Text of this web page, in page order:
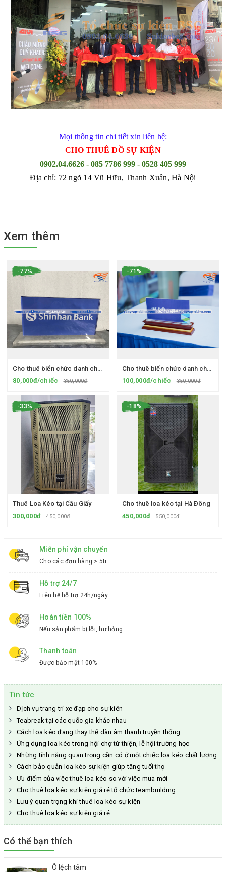
Mọi thông tin chi tiết xin liên hệ:
CHO THUÊ ĐỒ SỰ KIỆN
0902.04.6626 - 085 7786 999 - 0528 405 999
Địa chỉ: 72 ngõ 14 Vũ Hữu, Thanh Xuân, Hà Nội
Xem thêm
-77%
Cho thuê biển chức danh chân Mica
80,000đ/chiếc
350,000đ
-71%
Cho thuê biển chức danh chân gỗ
100,000đ/chiếc
350,000đ
-33%
Thuê Loa Kéo tại Cầu Giấy
300,000đ
450,000đ
-18%
Cho thuê loa kéo tại Hà Đông
450,000đ
550,000đ
Miễn phí vận chuyển
Cho các đơn hàng > 5tr
Hỗ trợ 24/7
Liên hệ hỗ trợ 24h/ngày
Hoàn tiền 100%
Nếu sản phẩm bị lỗi, hư hỏng
Thanh toán
Được bảo mật 100%
Tin tức
Dịch vụ trang trí xe đạp cho sự kiên
Teabreak tại các quốc gia khác nhau
Cách loa kéo đang thay thế dàn âm thanh truyền thống
Ứng dụng loa kéo trong hội chợ từ thiện, lễ hội trường học
Những tính năng quan trọng cần có ở một chiếc loa kéo chất lượng
Cách bảo quản loa kéo sự kiện giúp tăng tuổi thọ
Ưu điểm của việc thuê loa kéo so với việc mua mới
Cho thuê loa kéo sự kiện giá rẻ tổ chức teambuilding
Lưu ý quan trọng khi thuê loa kéo sự kiện
Cho thuê loa kéo sự kiện giá rẻ
Có thể bạn thích
Ô lệch tâm